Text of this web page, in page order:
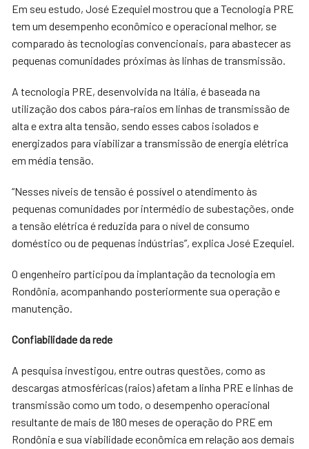
Em seu estudo, José Ezequiel mostrou que a Tecnologia PRE
tem um desempenho econômico e operacional melhor, se
comparado às tecnologias convencionais, para abastecer as
pequenas comunidades próximas às linhas de transmissão.
A tecnologia PRE, desenvolvida na Itália, é baseada na
utilização dos cabos pára-raios em linhas de transmissão de
alta e extra alta tensão, sendo esses cabos isolados e
energizados para viabilizar a transmissão de energia elétrica
em média tensão.
“Nesses níveis de tensão é possível o atendimento às
pequenas comunidades por intermédio de subestações, onde
a tensão elétrica é reduzida para o nível de consumo
doméstico ou de pequenas indústrias”, explica José Ezequiel.
O engenheiro participou da implantação da tecnologia em
Rondônia, acompanhando posteriormente sua operação e
manutenção.
Confiabilidade da rede
A pesquisa investigou, entre outras questões, como as
descargas atmosféricas (raios) afetam a linha PRE e linhas de
transmissão como um todo, o desempenho operacional
resultante de mais de 180 meses de operação do PRE em
Rondônia e sua viabilidade econômica em relação aos demais